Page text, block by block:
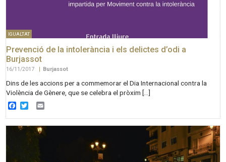
IGUALTAT
Prevenció de la intolerància i els delictes d’odi a
Burjassot
16/11/2017 Burjassot
Dins de les accions per a commemorar el Dia Internacional contra la
Violència de Gènere, que se celebra el pròxim […]
Facebook
Twitter